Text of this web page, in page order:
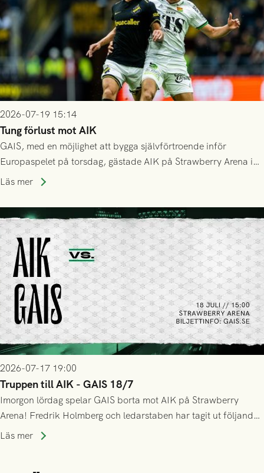
2026-07-19 15:14
Tung förlust mot AIK
GAIS, med en möjlighet att bygga självförtroende inför
Europaspelet på torsdag, gästade AIK på Strawberry Arena i
Stockholm . Men trots konstant hotande i första halvlek av
lyckades få in 2-0.
Läs mer
2026-07-17 19:00
Truppen till AIK - GAIS 18/7
Imorgon lördag spelar GAIS borta mot AIK på Strawberry
Arena! Fredrik Holmberg och ledarstaben har tagit ut följande
trupp till matchen:
Läs mer